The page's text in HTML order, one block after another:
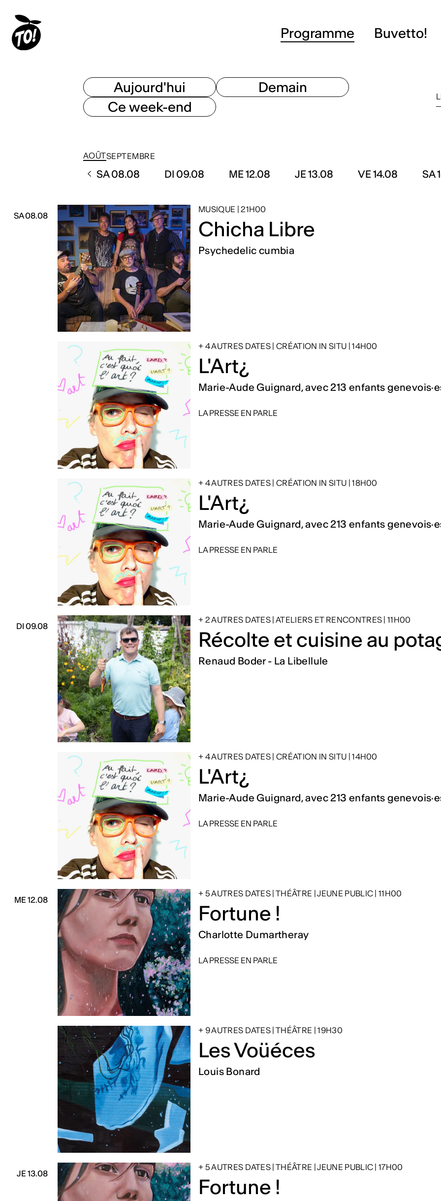
Programme Buvetto!
Aujourd'hui
Demain
Ce week-end
AOÛTSEPTEMBRE
SA 08.08 DI 09.08 ME 12.08 JE 13.08 VE 14.08 SA
SA 08.08
MUSIQUE | 21H00
Chicha Libre
Psychedelic cumbia
+ 4 AUTRES DATES | CRÉATION IN SITU | 14H00
L'Art¿
Marie-Aude Guignard, avec 213 enfants
LA PRESSE EN PARLE
+ 4 AUTRES DATES | CRÉATION IN SITU | 18H00
L'Art¿
Marie-Aude Guignard, avec 213 enfants
LA PRESSE EN PARLE
DI 09.08
+ 2 AUTRES DATES | ATELIERS ET RENCONTRES | 11H00
Récolte et cuisine au
Renaud Boder - La Libellule
+ 4 AUTRES DATES | CRÉATION IN SITU | 14H00
L'Art¿
Marie-Aude Guignard, avec 213 enfants
LA PRESSE EN PARLE
ME 12.08
+ 5 AUTRES DATES | THÉÂTRE |JEUNE PUBLIC | 11H00
Fortune !
Charlotte Dumartheray
LA PRESSE EN PARLE
+ 9 AUTRES DATES | THÉÂTRE | 19H30
Les Voüéces
Louis Bonard
JE 13.08
+ 5 AUTRES DATES | THÉÂTRE |JEUNE PUBLIC | 17H00
Fortune !